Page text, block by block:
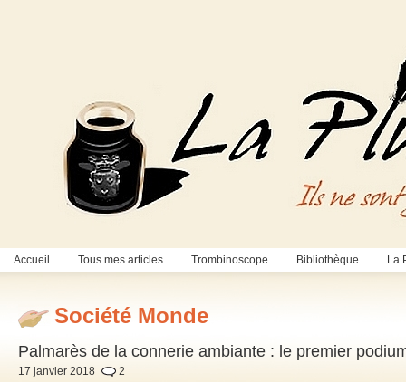
Accueil Tous mes articles Trombinoscope Bibliothèque La
Société Monde
Palmarès de la connerie ambiante : le premier
17 janvier 2018 2